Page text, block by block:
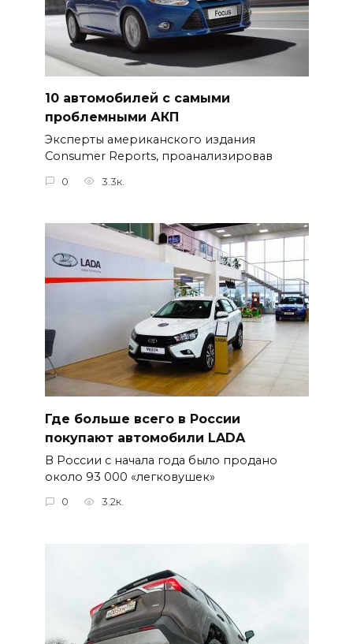
10 автомобилей с самыми
проблемными АКП
Эксперты американского издания
Consumer Reports, проанализировав
0 3.3к.
Где больше всего в России
покупают автомобили LADA
В России с начала года было продано
около 93 000 «легковушек»
0 3.2к.